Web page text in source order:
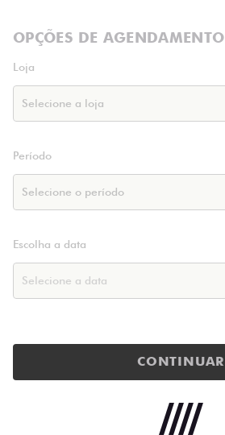
OPÇÕES DE AGENDAMENTO
Loja
Período
Escolha a data
CONTINUAR